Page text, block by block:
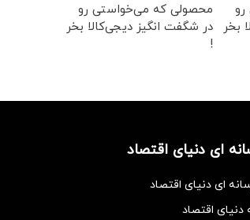
بخر
محصولی که می‌خواستی رو
در شگفت انگیز دیجی‌کالا بخر
!
ای دنیای اقتصاد
ای دنیای اقتصاد
دنیای اقتصاد